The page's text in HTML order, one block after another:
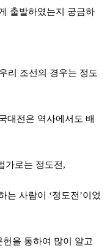
출발하였는지 궁금하
리 조선의 경우는 정도
대전은 역사에서도 배
가로는 정도전,
는 사람이 ‘정도전’이었
을 통하여 많이 알고